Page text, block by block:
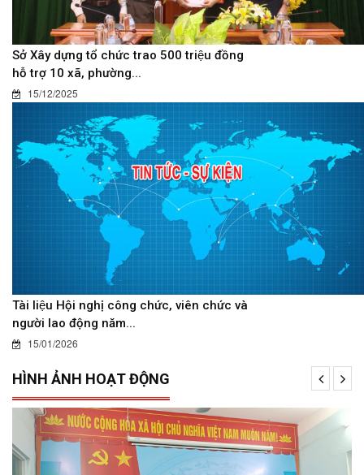
Sở Xây dựng tổ chức trao 500 triệu đồng
hỗ trợ 10 xã, phường...
15/12/2025
Tài liệu Hội nghị công chức, viên chức và
người lao động năm...
15/01/2026
HÌNH ẢNH HOẠT ĐỘNG